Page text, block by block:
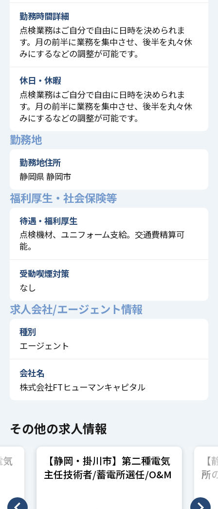
勤務時間詳細
点検業務はご自分で自由に日時を決められま
す。月の前半に業務を集中させ、後半を丸々休
みにするなどの調整が可能です。
休日・休暇
点検業務はご自分で自由に日時を決められま
す。月の前半に業務を集中させ、後半を丸々休
みにするなどの調整が可能です。
勤務地
勤務地住所
静岡県 静岡市
福利厚生・社会保険等
待遇・福利厚生
点検機材、ユニフォーム支給。交通費精算可
能。
受動喫煙対策
なし
求人会社/エージェント情報
種別
エージェント
会社名
株式会社FTヒューマンキャピタル
その他の求人情報
気
【静岡・掛川市】第二種電気
主任技術者/蓄電所選任/O&M
所